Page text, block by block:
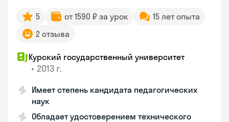
5 от 1590 ₽ за урок
15 лет опыта
2 отзыва
Курский государственный университет
• 2013 г.
Имеет степень кандидата педагогических
наук
Обладает удостоверением технического